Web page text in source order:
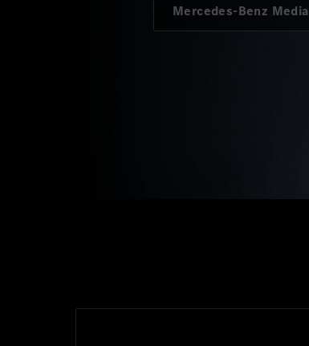
Mercedes-Benz Media